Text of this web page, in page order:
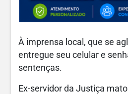
À imprensa local, que se
entregue seu celular e
sentenças.
Ex-servidor da Justiça